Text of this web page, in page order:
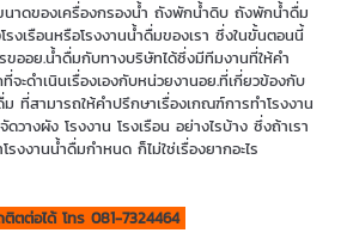
นาดของเครื่องกรองน้ำ ถังพักน้ำดิบ ถังพักน้ำดื่ม
งเรือนหรือโรงงานน้ำดื่มของเรา ซึ่งในขั้นตอนนี้
ออย.น้ำดื่มกับทางบริษัทได้ซึ่งมีทีมงานที่ให้คำ
ะดำเนินเรื่องเองกับหน่วยงานอย.ที่เกี่ยวข้องกับ
ที่สามารถให้คำปรึกษาเรื่องเกณฑ์การทำโรงงาน
วางผัง โรงงาน โรงเรือน อย่างไรบ้าง ซึ่งถ้าเรา
งงานน้ำดื่มกำหนด ก็ไม่ใช่เรื่องยากอะไร
ตต่อได้ โทร 081-7324464